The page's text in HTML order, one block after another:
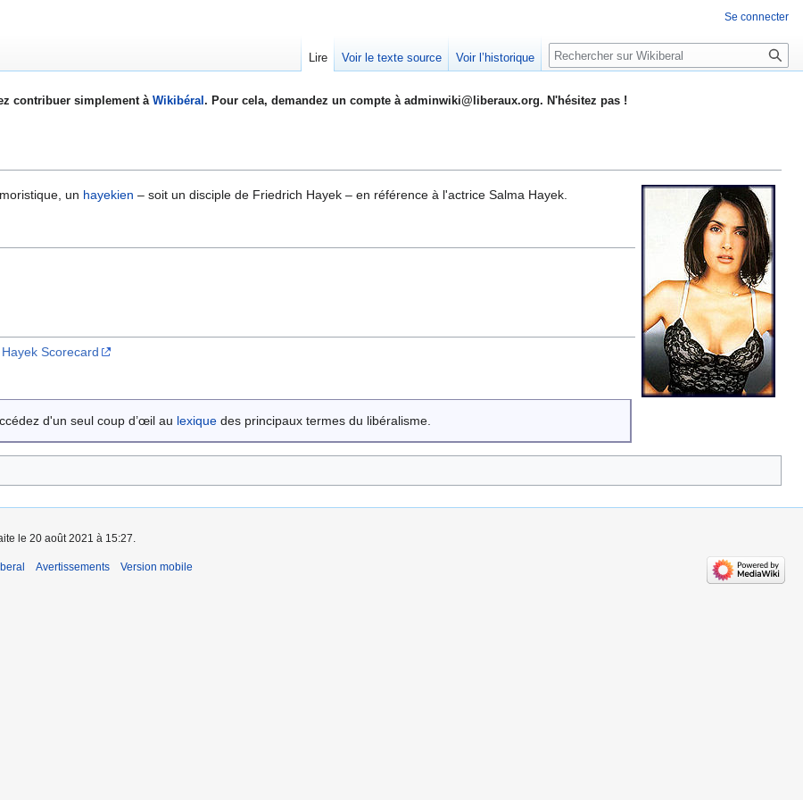
contribuer simplement à Wikibéral . Pour cela, demandez un compte à adminwiki@liberaux.org. N'hésitez pas !
un hayekien – soit un disciple de Friedrich Hayek – en référence à l'actrice Salma Hayek.
Scorecard
d'un seul coup d’œil au lexique des principaux termes du libéralisme.
Se connecter
Lire Voir le texte source Voir l’historique Rechercher
le 20 août 2021 à 15:27.
Avertissements Version mobile